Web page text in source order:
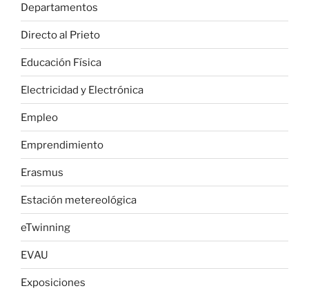
Departamentos
Directo al Prieto
Educación Física
Electricidad y Electrónica
Empleo
Emprendimiento
Erasmus
Estación metereológica
eTwinning
EVAU
Exposiciones